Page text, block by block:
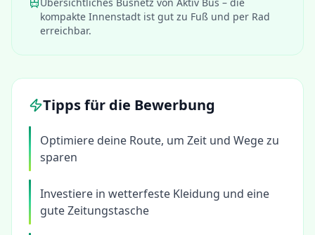
kompakte Innenstadt ist gut zu Fuß und per Rad
erreichbar.
Tipps für die Bewerbung
Optimiere deine Route, um Zeit und Wege zu
sparen
Investiere in wetterfeste Kleidung und eine
gute Zeitungstasche